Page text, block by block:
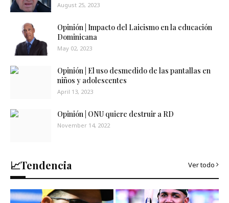
August 25, 2023
Opinión | Impacto del Laicismo en la educación
Dominicana
May 02, 2023
Opinión | El uso desmedido de las pantallas en
niños y adolescentes
April 13, 2023
Opinión | ONU quiere destruir a RD
November 14, 2022
📈Tendencia Ver todo